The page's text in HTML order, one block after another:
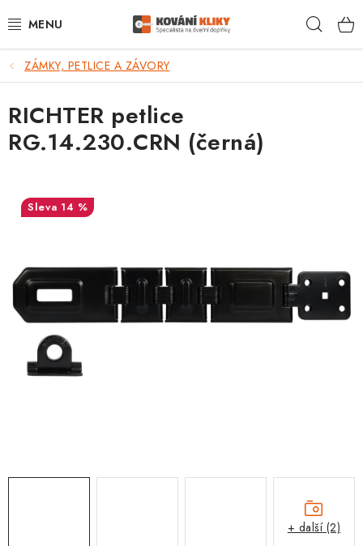
na
VÝPRODEJ - TOP AKCE
BLOG
UŽITEČNÉ RADY
VRÁCENÍ ZBOŽÍ
OP
KONTAKT
KLIKY S LOŽISKEM
ZÁMKY, PETLICE A ZÁVORY
RICHTER petlice
RG.14.230.CRN (černá)
14 %
+ další (2)